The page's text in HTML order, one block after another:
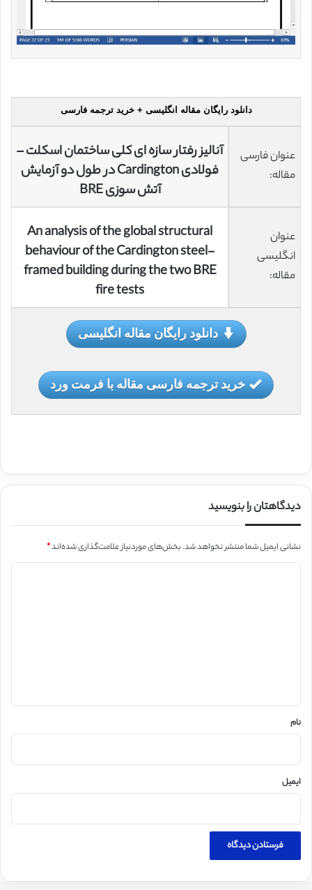
دانلود رایگان مقاله انگلیسی + خرید ترجمه فارسی
عنوان فارسی
مقاله:
آنالیز رفتار سازه ای کلی ساختمان اسکلت –
فولادی Cardington در طول دو آزمایش
آتش سوزی BRE
عنوان
انگلیسی
مقاله:
An analysis of the global structural
behaviour of the Cardington steel-
framed building during the two BRE
fire tests
دانلود رایگان مقاله انگلیسی
خرید ترجمه فارسی مقاله با فرمت ورد
دیدگاهتان را بنویسید
نشانی ایمیل شما منتشر نخواهد شد.بخش‌های موردنیاز علامت‌گذاری شده‌اند*
نام
ایمیل